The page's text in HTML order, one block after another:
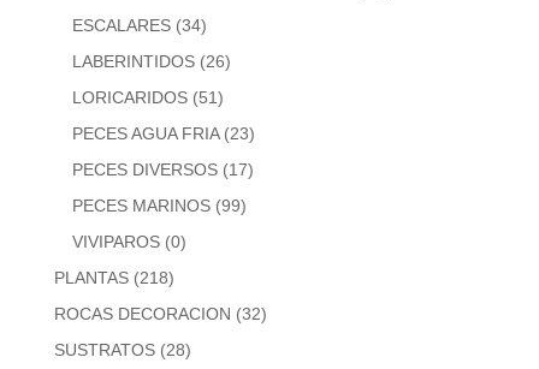
ESCALARES (34)
LABERINTIDOS (26)
LORICARIDOS (51)
PECES AGUA FRIA (23)
PECES DIVERSOS (17)
PECES MARINOS (99)
VIVIPAROS (0)
PLANTAS (218)
ROCAS DECORACION (32)
SUSTRATOS (28)